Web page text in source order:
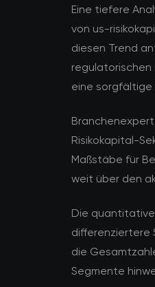
Eine tiefere
von us-
diesen Trend
regulatorischen
eine sorgfältige
Risikokapital-
Maßstäbe für
weit über den
Die
differenziertere
die
Segmente